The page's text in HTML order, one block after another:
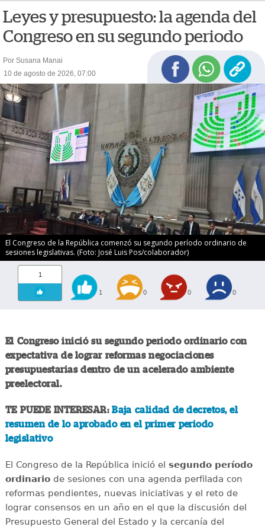
Leyes y presupuesto: la agenda del
Congreso en su segundo periodo
Por Susana Manai
10 de agosto de 2026, 07:00
El Congreso de la República comenzó su segundo período ordinario de
sesiones legislativas. (Foto: José Luis Pos/colaborador)
1
1 0 0 0
El Congreso inició su segundo periodo ordinario con
expectativa de lograr reformas negociaciones
presupuestarias dentro de un acelerado ambiente
preelectoral.
TE PUEDE INTERESAR:Baja calidad de decretos, el
resumen de lo aprobado en el primer periodo
legislativo
El Congreso de la República inició el segundo período
ordinariode sesiones con una agenda perfilada con
reformas pendientes, nuevas iniciativas y el reto de
lograr consensos en un año en el que la discusión del
Presupuesto General del Estado y la cercanía del